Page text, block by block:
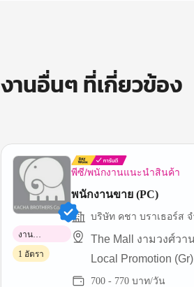
งานอื่นๆ ที่เกี่ยวข้อง
พีซี/พนักงานแนะนำสินค้า
พนักงานขาย (PC)
บริษัท คชา บราเธอร์ส จ
The Mall งามวงศ์วา
Local Promotion (Gr)
700 - 770 บาท/วัน
งาน
พาร์ทไทม์
1 อัตรา